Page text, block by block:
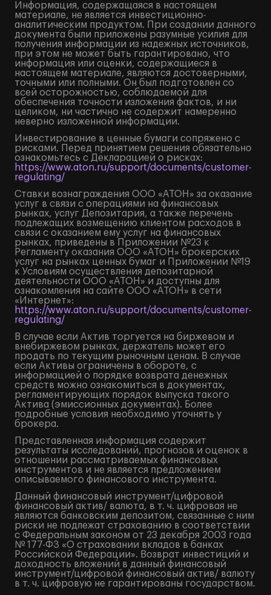
Информация, содержащаяся в настоящем
материале, не является инвестиционно-
аналитическим продуктом. При создании данного
документа были приложены разумные усилия для
получения информации из надежных источников,
при этом не может быть гарантировано, что
информация или оценки, содержащиеся в
настоящем материале, являются достоверными,
точными или полными. Он был подготовлен со
всей осторожностью, соблюдаемой для
обеспечения точности изложения фактов, и ни
целиком, ни частично не содержит намеренно
неверно изложенной информации.
Инвестирование в ценные бумаги сопряжено с
рисками. Перед принятием решения обязательно
ознакомьтесь с Декларацией о рисках:
https://www.aton.ru/support/documents/customer-
regulating/
Ставки вознаграждения ООО «АТОН» за оказание
услуг в связи с операциями на финансовых
рынках, услуг Депозитария, а также перечень
подлежащих возмещению клиентом расходов в
связи с оказанием ему услуг на финансовых
рынках, приведены в Приложении №23 к
Регламенту оказания ООО «АТОН» брокерских
услуг на рынках ценных бумаг и Приложении №19
к Условиям осуществления депозитарной
деятельности ООО «АТОН» и доступны для
ознакомления на сайте ООО «АТОН» в сети
«Интернет»:
https://www.aton.ru/support/documents/customer-
regulating/
В случае если Актив торгуется на биржевом и
внебиржевом рынках, держатель может его
продать по текущим рыночным ценам. В случае
если Активы ограничены в обороте, с
информацией о порядке возврата денежных
средств можно ознакомиться в документах,
регламентирующих порядок выпуска такого
Актива (эмиссионных документах). Более
подробные условия необходимо уточнять у
брокера.
Представленная информация содержит
результаты исследований, прогнозов и оценок в
отношении рассматриваемых финансовых
инструментов и не является предложением
описываемого финансового инструмента.
Данный финансовый инструмент/цифровой
финансовый актив/ валюта, в т. ч. цифровая не
являются банковским депозитом, связанные с ним
риски не подлежат страхованию в соответствии
с Федеральным законом от 23 декабря 2003 года
№ 177-ФЗ «О страховании вкладов в банках
Российской Федерации». Возврат инвестиций и
доходность вложений в данный финансовый
инструмент/цифровой финансовый актив/ валюту
в т. ч. цифровую не гарантированы государством.